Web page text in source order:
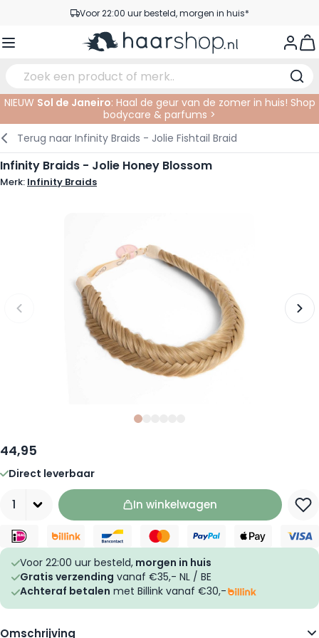
Ga naar de inhoudVoor 22:00 uur besteld, morgen in huis*
Gratis verzending vanaf €35,-
Verzorging
Haarstyling
Haarkleuringen
Baby & Kind
Gezichtsverzorging
Lichaamsverzorging
Tanning
Wenkbrauwen
Ogen
Lippen
Nagelproducten
Nagel Accessoires
Haarproducten
Scheerproducten
Baardproducten
Elektrisch
Scheren
Knipbenodigdheden
In de Salon
Knippen
Kleuren
NIEUW Sol de Janeiro: Haal de geur van de zomer in huis! Shop
bodycare & parfums >
Terug naar Infinity Braids - Jolie Fishtail Braid
Infinity Braids - Jolie Honey Blossom
Merk: Infinity Braids
Slide
44,95
Direct leverbaar
In winkelwagen
Voor 22:00 uur besteld, morgen in huis
Gratis verzending vanaf €35,- NL / BE
Achteraf betalen met Billink vanaf €30,-
Omschrijving